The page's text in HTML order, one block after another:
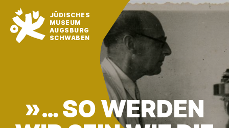
JÜDISCHES
MUSEUM
AUGSBURG
SCHWABEN
»… SO WERDEN